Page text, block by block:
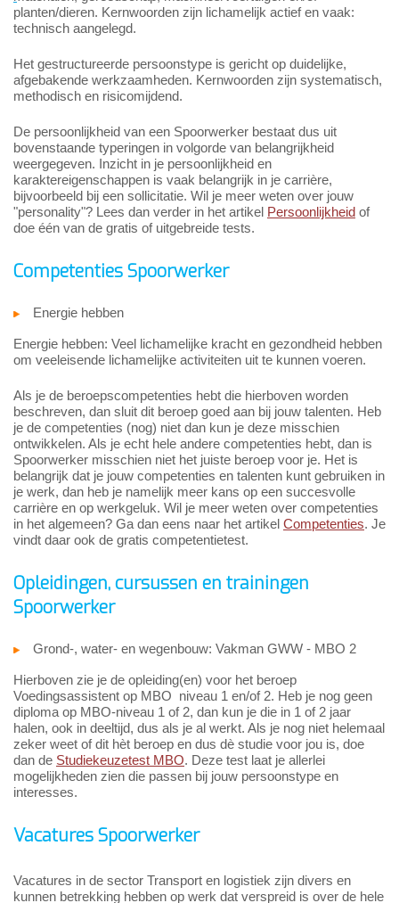
planten/dieren. Kernwoorden zijn lichamelijk actief en vaak:
technisch aangelegd.
Het gestructureerde persoonstype is gericht op duidelijke,
afgebakende werkzaamheden. Kernwoorden zijn systematisch,
methodisch en risicomijdend.
De persoonlijkheid van een Spoorwerker bestaat dus uit
bovenstaande typeringen in volgorde van belangrijkheid
weergegeven. Inzicht in je persoonlijkheid en
karaktereigenschappen is vaak belangrijk in je carrière,
bijvoorbeeld bij een sollicitatie. Wil je meer weten over jouw
"personality"? Lees dan verder in het artikel Persoonlijkheid of
doe één van de gratis of uitgebreide tests.
Competenties Spoorwerker
Energie hebben
Energie hebben: Veel lichamelijke kracht en gezondheid hebben
om veeleisende lichamelijke activiteiten uit te kunnen voeren.
Als je de beroepscompetenties hebt die hierboven worden
beschreven, dan sluit dit beroep goed aan bij jouw talenten. Heb
je de competenties (nog) niet dan kun je deze misschien
ontwikkelen. Als je echt hele andere competenties hebt, dan is
Spoorwerker misschien niet het juiste beroep voor je. Het is
belangrijk dat je jouw competenties en talenten kunt gebruiken in
je werk, dan heb je namelijk meer kans op een succesvolle
carrière en op werkgeluk. Wil je meer weten over competenties
in het algemeen? Ga dan eens naar het artikel Competenties. Je
vindt daar ook de gratis competentietest.
Opleidingen, cursussen en trainingen
Spoorwerker
Grond-, water- en wegenbouw: Vakman GWW - MBO 2
Hierboven zie je de opleiding(en) voor het beroep
Voedingsassistent op MBO niveau 1 en/of 2. Heb je nog geen
diploma op MBO-niveau 1 of 2, dan kun je die in 1 of 2 jaar
halen, ook in deeltijd, dus als je al werkt. Als je nog niet helemaal
zeker weet of dit hèt beroep en dus dè studie voor jou is, doe
dan de Studiekeuzetest MBO. Deze test laat je allerlei
mogelijkheden zien die passen bij jouw persoonstype en
interesses.
Vacatures Spoorwerker
Vacatures in de sector Transport en logistiek zijn divers en
kunnen betrekking hebben op werk dat verspreid is over de hele